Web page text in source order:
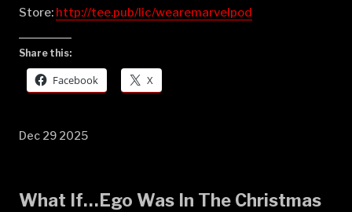
Store: ⁠⁠⁠⁠⁠⁠⁠⁠⁠⁠⁠⁠⁠⁠⁠⁠⁠⁠⁠⁠⁠⁠⁠⁠⁠⁠⁠⁠⁠⁠⁠⁠⁠⁠⁠⁠⁠⁠⁠⁠http://tee.pub/lic/wearemarvelpod⁠
Share this:
Facebook X
Dec 29 2025
What If…Ego Was In The Christmas